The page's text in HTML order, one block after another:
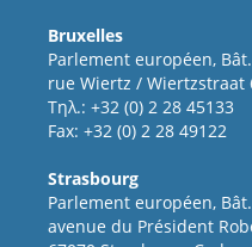
Bruxelles
Parlement européen,
rue Wiertz / Wiertzstraat
Τηλ.: +32 (0) 2 28 45133
Fax: +32 (0) 2 28 49122
Strasbourg
Parlement européen,
avenue du Président